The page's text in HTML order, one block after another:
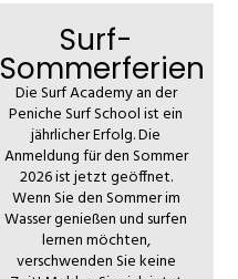
Surf-
Sommerferien
Die Surf Academy an der
Peniche Surf School ist ein
jährlicher Erfolg. Die
Anmeldung für den Sommer
2026 ist jetzt geöffnet.
Wenn Sie den Sommer im
Wasser genießen und surfen
lernen möchten,
verschwenden Sie keine